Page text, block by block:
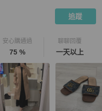
追蹤
安心購通過
75 %
聊聊回覆
一天以上